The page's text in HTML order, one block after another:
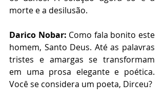
morte e a desilusão.
Darico Nobar: Como fala bonito este
homem, Santo Deus. Até as palavras
tristes e amargas se transformam
em uma prosa elegante e poética.
Você se considera um poeta, Dirceu?